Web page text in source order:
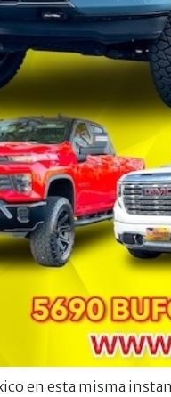
en esta misma